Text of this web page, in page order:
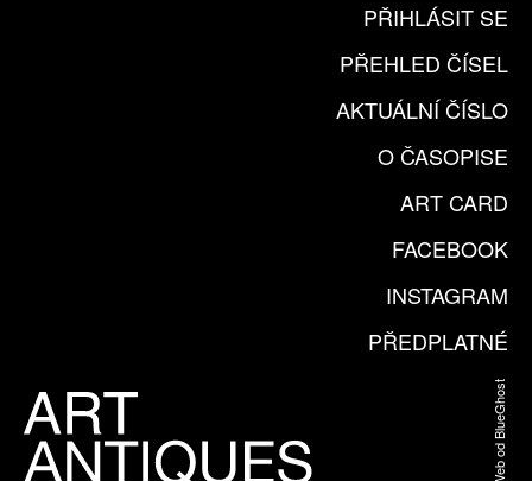
PŘIHLÁSIT SE
PŘEHLED ČÍSEL
AKTUÁLNÍ ČÍSLO
O ČASOPISE
ART CARD
FACEBOOK
INSTAGRAM
PŘEDPLATNÉ
Web od BlueGhost